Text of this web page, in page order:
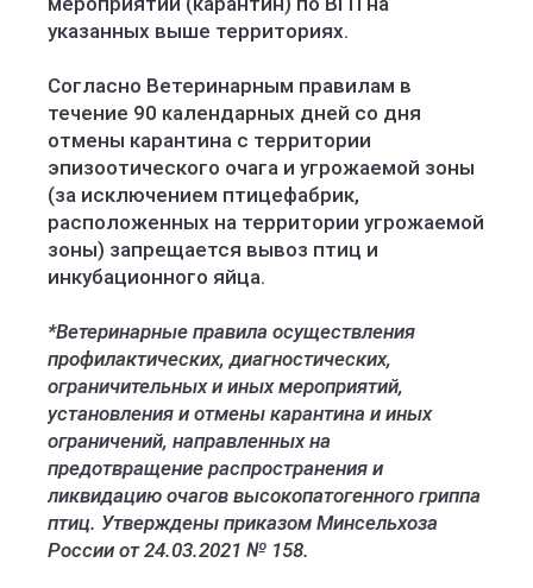
указанных выше территориях.
Согласно Ветеринарным правилам в
течение 90 календарных дней со дня
отмены карантина с территории
эпизоотического очага и угрожаемой зоны
(за исключением птицефабрик,
расположенных на территории угрожаемой
зоны) запрещается вывоз птиц и
инкубационного яйца.
*Ветеринарные правила осуществления
профилактических, диагностических,
ограничительных и иных мероприятий,
установления и отмены карантина и иных
ограничений, направленных на
предотвращение распространения и
ликвидацию очагов высокопатогенного гриппа
птиц. Утверждены приказом Минсельхоза
России от 24.03.2021 № 158.